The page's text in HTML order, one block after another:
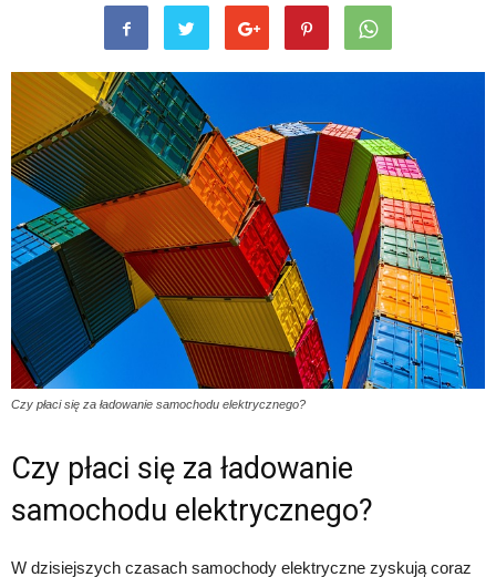
Czy płaci się za ładowanie samochodu elektrycznego?
Czy płaci się za ładowanie
samochodu elektrycznego?
W dzisiejszych czasach samochody elektryczne zyskują coraz